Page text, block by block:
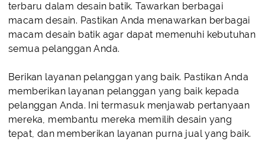
terbaru dalam desain batik. Tawarkan berbagai
macam desain. Pastikan Anda menawarkan berbagai
macam desain batik agar dapat memenuhi kebutuhan
semua pelanggan Anda.
Berikan layanan pelanggan yang baik. Pastikan Anda
memberikan layanan pelanggan yang baik kepada
pelanggan Anda. Ini termasuk menjawab pertanyaan
mereka, membantu mereka memilih desain yang
tepat, dan memberikan layanan purna jual yang baik.